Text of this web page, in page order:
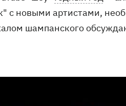
с новыми артистами,
шампанского